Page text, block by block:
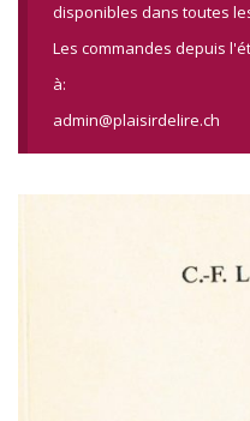
disponibles dans toutes
Les commandes depuis
à:
admin@plaisirdelire.ch